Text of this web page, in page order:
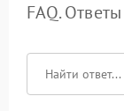
FAQ.